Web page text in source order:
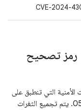
CVE-2024-
رمز تصحيح
الأمنية التي تنطبق على
مستوى رمز تصحيح الأمان بتاريخ 2024-11-05. يتم تجميع الثغرات